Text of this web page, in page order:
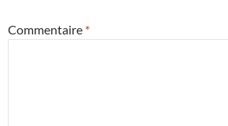
Commentaire *